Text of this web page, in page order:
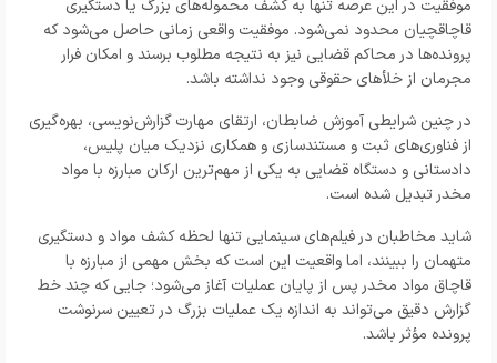
موفقیت در این عرصه تنها به کشف محموله‌های بزرگ یا دستگیری
قاچاقچیان محدود نمی‌شود. موفقیت واقعی زمانی حاصل می‌شود که
پرونده‌ها در محاکم قضایی نیز به نتیجه مطلوب برسند و امکان فرار
مجرمان از خلأهای حقوقی وجود نداشته باشد.
در چنین شرایطی آموزش ضابطان، ارتقای مهارت گزارش‌نویسی، بهره‌گیری
از فناوری‌های ثبت و مستندسازی و همکاری نزدیک میان پلیس،
دادستانی و دستگاه قضایی به یکی از مهم‌ترین ارکان مبارزه با مواد
مخدر تبدیل شده است.
شاید مخاطبان در فیلم‌های سینمایی تنها لحظه کشف مواد و دستگیری
متهمان را ببینند، اما واقعیت این است که بخش مهمی از مبارزه با
قاچاق مواد مخدر پس از پایان عملیات آغاز می‌شود؛ جایی که چند خط
گزارش دقیق می‌تواند به اندازه یک عملیات بزرگ در تعیین سرنوشت
پرونده مؤثر باشد.